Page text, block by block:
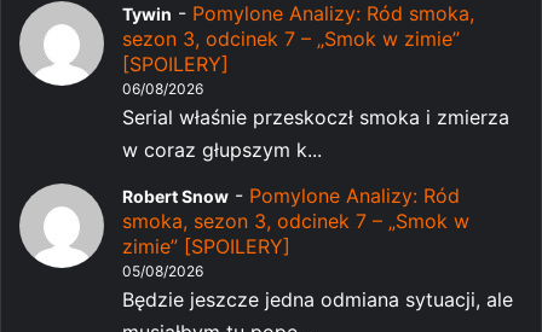
Tywin - Pomylone Analizy: Ród smoka,
sezon 3, odcinek 7 – „Smok w zimie”
[SPOILERY]
06/08/2026
Serial właśnie przeskoczł smoka i zmierza
w coraz głupszym k...
Robert Snow - Pomylone Analizy: Ród
smoka, sezon 3, odcinek 7 – „Smok w
zimie” [SPOILERY]
05/08/2026
Będzie jeszcze jedna odmiana sytuacji, ale